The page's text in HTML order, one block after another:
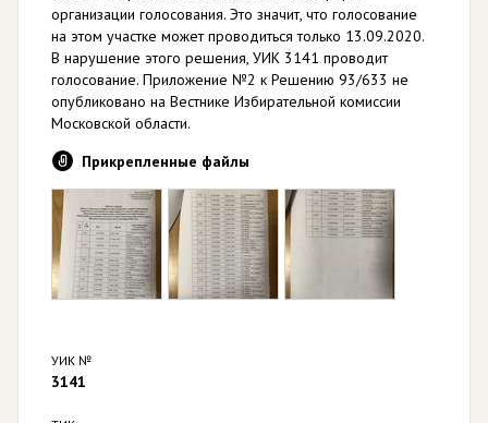
организации голосования. Это значит, что голосование
на этом участке может проводиться только 13.09.2020.
В нарушение этого решения, УИК 3141 проводит
голосование. Приложение №2 к Решению 93/633 не
опубликовано на Вестнике Избирательной комиссии
Московской области.
Прикрепленные файлы
УИК №
3141